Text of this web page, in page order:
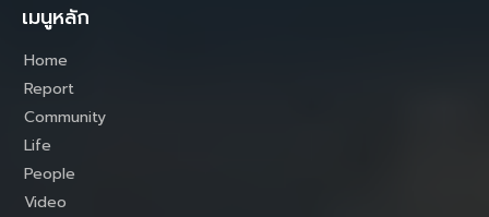
เมนูหลัก
Home
Report
Community
Life
People
Video